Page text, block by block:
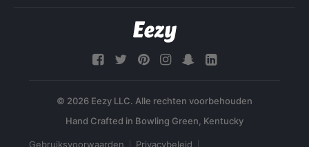
© 2026 Eezy LLC. Alle rechten voorbehouden
Gebruiksvoorwaarden Privacybeleid